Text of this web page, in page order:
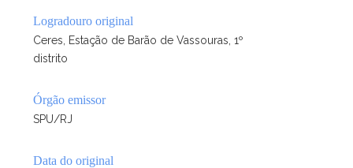
Logradouro original
Ceres, Estação de Barão de Vassouras, 1º
distrito
Órgão emissor
SPU/RJ
Data do original